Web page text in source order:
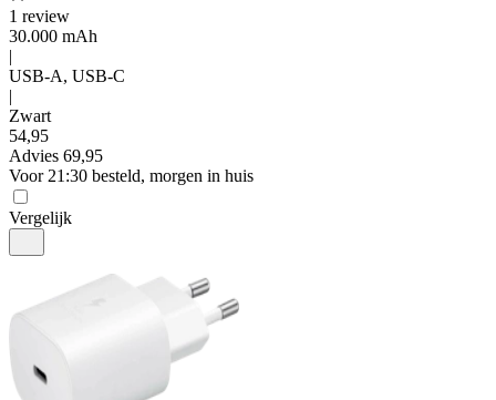
1 review
30.000 mAh
|
USB-A, USB-C
|
Zwart
54,95
Advies 69,95
Voor 21:30 besteld, morgen in huis
Vergelijk